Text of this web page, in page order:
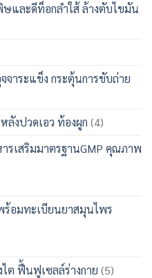
และดีท็อกลำใส้ ล้างตับไขมัน
าระแข็ง กระตุ้นการขับถ่าย
ลังปวดเอว ท้องผูก (4)
รเสริมมาตรฐานGMP คุณภาพ
ร้อมทะเบียนยาสมุนไพร
ต ฟื้นฟูเซลล์ร่างกาย (5)